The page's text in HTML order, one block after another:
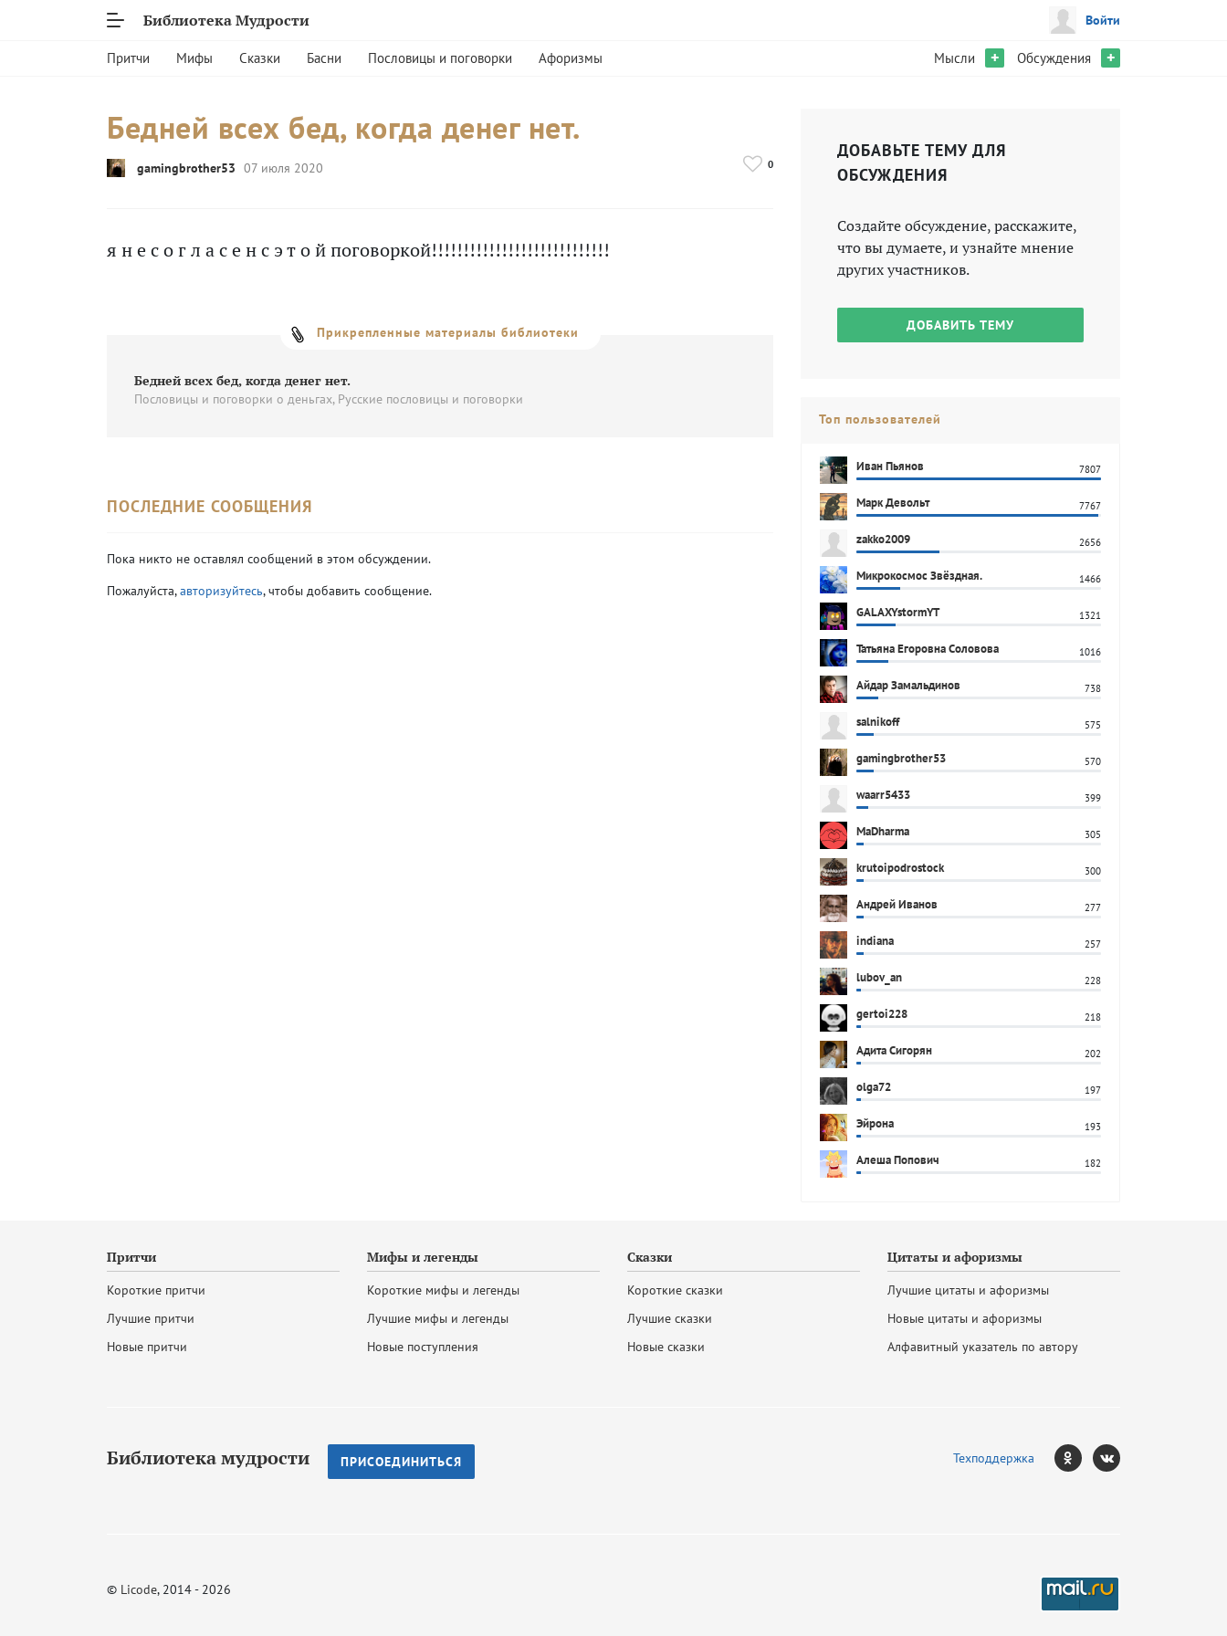
Библиотека Мудрости Войти
Притчи Мифы Сказки Басни Пословицы и поговорки Афоризмы Мысли + Обсуждения +
Бедней всех бед, когда денег нет.
gamingbrother53 07 июля 2020 0
я н е с о г л а с е н с э т о й поговоркой!!!!!!!!!!!!!!!!!!!!!!!!!!!!
Прикрепленные материалы библиотеки
Бедней всех бед, когда денег нет.
Пословицы и поговорки о деньгах, Русские пословицы и поговорки
ПОСЛЕДНИЕ СООБЩЕНИЯ
Пока никто не оставлял сообщений в этом обсуждении.
Пожалуйста,авторизуйтесь, чтобы добавить сообщение.
ДОБАВЬТЕ ТЕМУ ДЛЯ
ОБСУЖДЕНИЯ
Создайте обсуждение, расскажите,
что вы думаете, и узнайте мнение
других участников.
ДОБАВИТЬ ТЕМУ
Топ пользователей
Иван Пьянов 7807
Марк Девольт 7767
zakko2009 2656
Микрокосмос Звёздная. 1466
GALAXYstormYT 1321
Татьяна Егоровна Соловова 1016
Айдар Замальдинов 738
salnikoff 575
gamingbrother53 570
waarr5433 399
MaDharma 305
krutoipodrostock 300
Андрей Иванов 277
indiana 257
lubov_an 228
gertoi228 218
Адита Сигорян 202
olga72 197
Эйрона 193
Алеша Попович 182
Притчи
Короткие притчи
Лучшие притчи
Новые притчи
Мифы и легенды
Короткие мифы и легенды
Лучшие мифы и легенды
Новые поступления
Сказки
Короткие сказки
Лучшие сказки
Новые сказки
Цитаты и афоризмы
Лучшие цитаты и афоризмы
Новые цитаты и афоризмы
Алфавитный указатель по автору
Библиотека мудрости ПРИСОЕДИНИТЬСЯ Техподдержка
© Licode, 2014 - 2026